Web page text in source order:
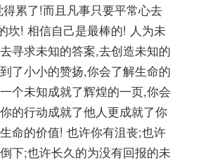
累了!而且凡事只要平常心去
坎! 相信自己是最棒的! 人为未
寻求未知的答案,去创造未知的
了小小的赞扬,你会了解生命的
个未知成就了辉煌的一页,你会
的行动成就了他人更成就了你
命的价值! 也许你有沮丧;也许
下;也许长久的为没有回报的未